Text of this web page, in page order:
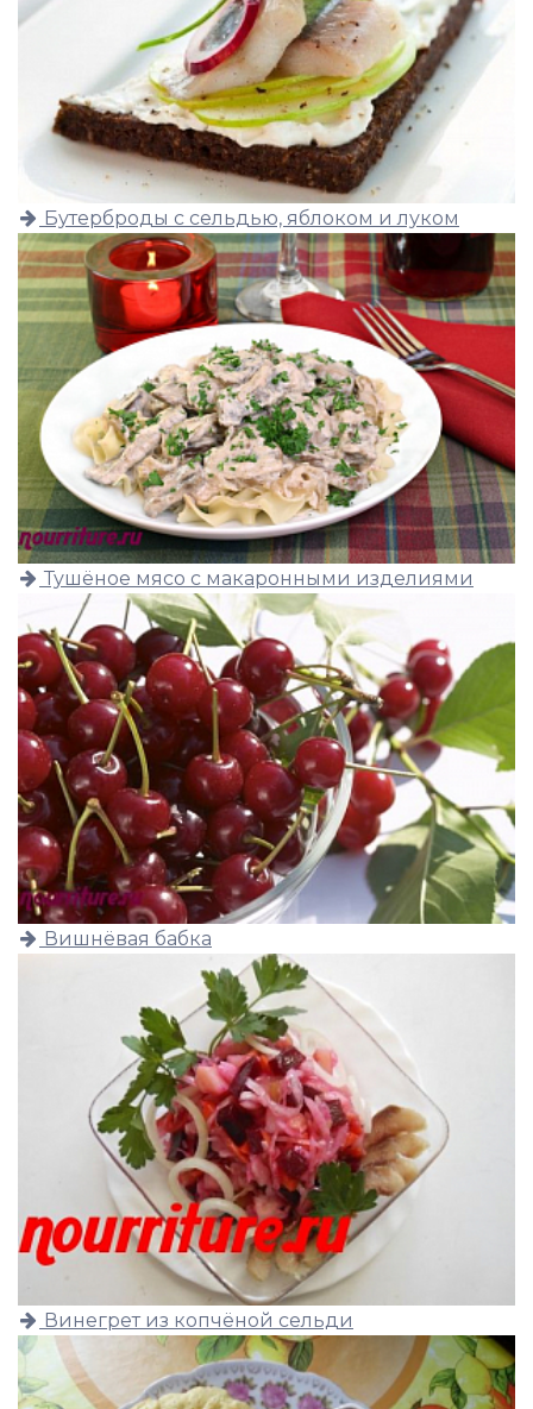
Бутерброды с сельдью, яблоком и луком
Тушёное мясо с макаронными изделиями
Вишнёвая бабка
Винегрет из копчёной сельди